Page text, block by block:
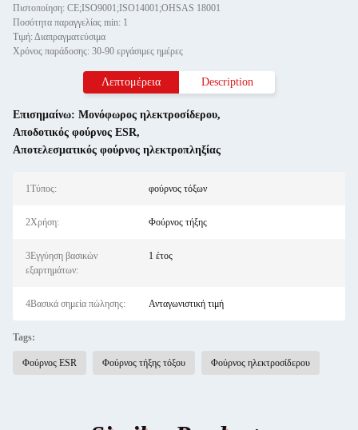
Πιστοποίηση: CE;ISO9001;ISO14001;OHSAS 18001
Ποσότητα παραγγελίας min: 1
Τιμή: Διαπραγματεύσιμα
Χρόνος παράδοσης: 30-90 εργάσιμες ημέρες
Λεπτομέρεια Description
Επισημαίνω: Μονόφωρος ηλεκτροσίδερου,
Αποδοτικός φούρνος ESR,
Αποτελεσματικός φούρνος ηλεκτροπληξίας
1Τύπος: φούρνος τόξων
2Χρήση: Φούρνος τήξης
3Εγγύηση βασικών
εξαρτημάτων:
1 έτος
4Βασικά σημεία πώλησης: Ανταγωνιστική τιμή
Tags:
Φούρνος ESR Φούρνος τήξης τόξου Φούρνος ηλεκτροσίδερου